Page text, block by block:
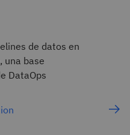
de datos en
una base
DataOps